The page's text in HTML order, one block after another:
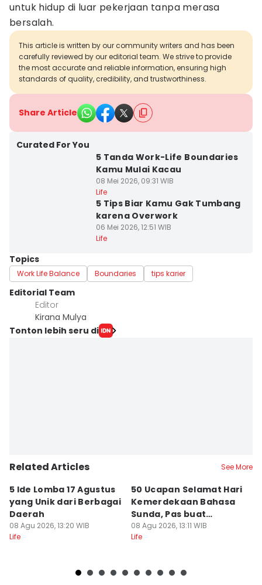
untuk hidup di luar pekerjaan tanpa merasa
bersalah.
This article is written by our community writers and has been
carefully reviewed by our editorial team. We strive to provide
the most accurate and reliable information, ensuring high
standards of quality, credibility, and trustworthiness.
Share Article
Curated For You
5 Tanda Work-Life Boundaries
Kamu Mulai Kacau
08 Mei 2026, 09:31 WIB
Life
5 Tips Biar Kamu Gak Tumbang
karena Overwork
06 Mei 2026, 12:51 WIB
Life
Topics
Work Life Balance Boundaries tips karier
Editorial Team
Editor
Kirana Mulya
Tonton lebih seru di
Related Articles See More
5 Ide Lomba 17 Agustus
yang Unik dari Berbagai
Daerah
08 Agu 2026, 13:20 WIB
Life
50 Ucapan Selamat Hari
Kemerdekaan Bahasa
Sunda, Pas buat
Caption!
08 Agu 2026, 13:11 WIB
Life